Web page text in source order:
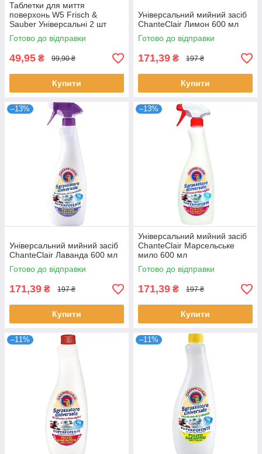
Таблетки для миття
поверхонь W5 Frisch &
Sauber Універсальні 2 шт
Готово до відправки
49,95 ₴ 99,90 ₴
Купити
Універсальний мийний засіб
ChanteClair Лимон 600 мл
Готово до відправки
171,39 ₴ 197 ₴
Купити
–13%
Універсальний мийний засіб
ChanteClair Лаванда 600 мл
Готово до відправки
171,39 ₴ 197 ₴
Купити
–13%
Універсальний мийний засіб
ChanteClair Марсельське
мило 600 мл
Готово до відправки
171,39 ₴ 197 ₴
Купити
–11% –11%